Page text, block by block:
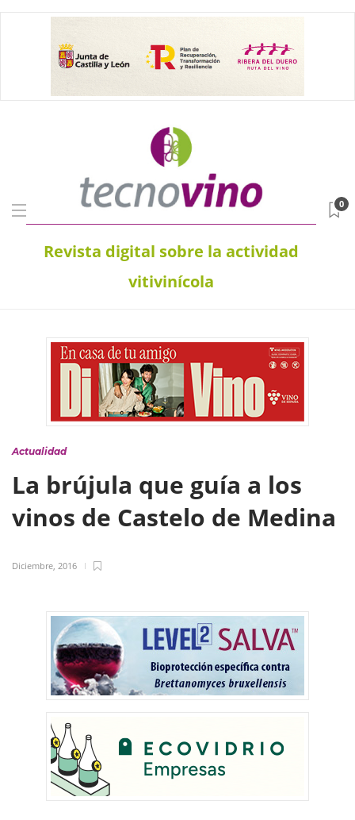
Revista digital sobre la actividad
vitivinícola
0
Actualidad
La brújula que guía a los
vinos de Castelo de Medina
Diciembre, 2016